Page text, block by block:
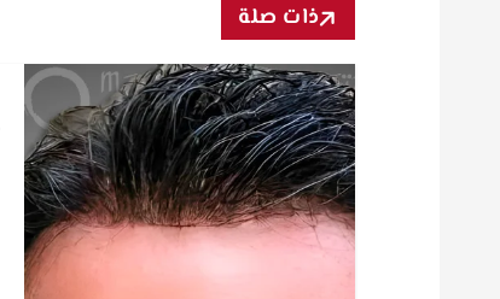
ذات صلة